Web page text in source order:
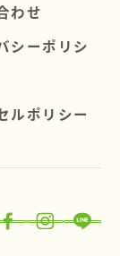
わせ
シーポリシ
ルポリシー